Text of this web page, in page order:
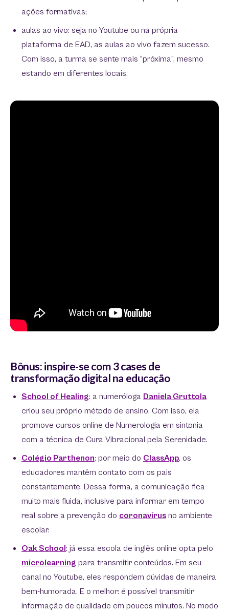
ações formativas;
aulas ao vivo: seja no Youtube ou na própria
plataforma de EAD, as aulas ao vivo fazem sucesso.
Com isso, a turma se sente mais “próxima”, mesmo
estando em diferentes locais.
Bônus: inspire-se com 3 cases de
transformação digital na educação
School of Healing: a numeróloga Daniela Gruttola
criou seu próprio método de ensino. Com isso, ela
promove cursos online de Numerologia em sintonia
com a técnica de Cura Vibracional pela Serenidade.
Colégio Parthenon: por meio do ClassApp, os
educadores mantêm contato com os pais
constantemente. Dessa forma, a comunicação fica
muito mais fluida, inclusive para informar em tempo
real sobre a prevenção do coronavírus no ambiente
escolar.
Oak School: já essa escola de inglês online opta pelo
microlearning para transmitir conteúdos. Em seu
canal no Youtube, eles respondem dúvidas de maneira
bem-humorada. E o melhor: é possível transmitir
informação de qualidade em poucos minutos. No modo